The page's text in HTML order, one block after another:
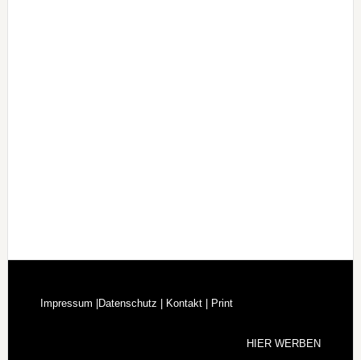
Impressum |Datenschutz |Kontakt |Print
HIER WERBEN